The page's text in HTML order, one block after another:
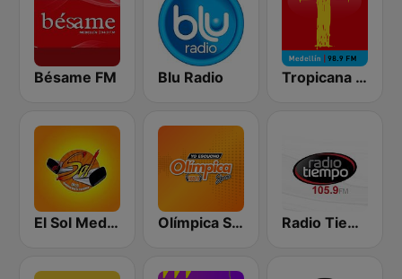
Bésame FM Blu Radio Tropicana Medellín
El Sol Medellín Olímpica Stereo Bogotá 105.9 FM Radio Tiempo Medellín